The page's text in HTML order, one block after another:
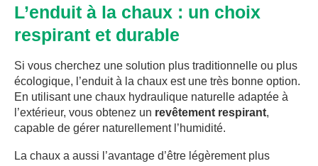
L’enduit à la chaux : un choix
respirant et durable
Si vous cherchez une solution plus traditionnelle ou plus
écologique, l’enduit à la chaux est une très bonne option.
En utilisant une chaux hydraulique naturelle adaptée à
l’extérieur, vous obtenez un revêtement respirant,
capable de gérer naturellement l’humidité.
La chaux a aussi l’avantage d’être légèrement plus